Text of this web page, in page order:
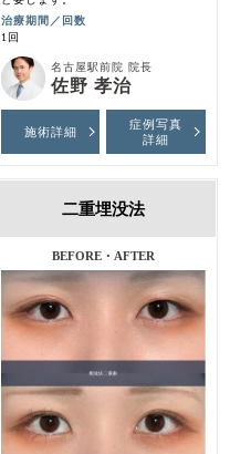
治療期間／回数
1回
名古屋駅前院 院長
佐野 孝治
施術詳細
症例写真
詳細
二重埋没法
BEFORE・AFTER